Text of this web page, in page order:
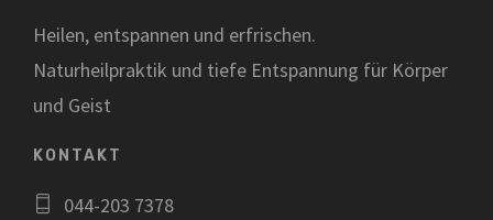
Heilen, entspannen und erfrischen.
Naturheilpraktik und tiefe Entspannung für Körper
und Geist
KONTAKT
044-203 7378